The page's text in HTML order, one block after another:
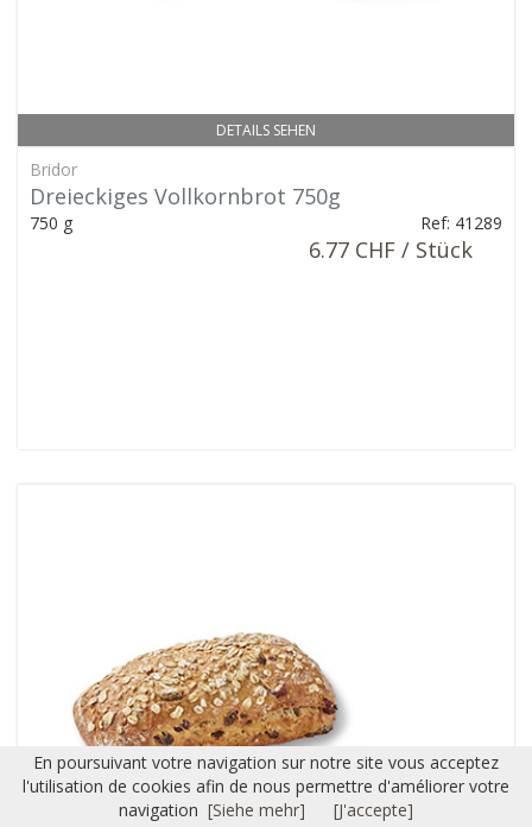
DETAILS SEHEN
Bridor
Dreieckiges Vollkornbrot 750g
750 g Ref: 41289
6.77 CHF / Stück
En poursuivant votre navigation sur notre site vous acceptez
l'utilisation de cookies afin de nous permettre d'améliorer votre
navigation [Siehe mehr] [J'accepte]